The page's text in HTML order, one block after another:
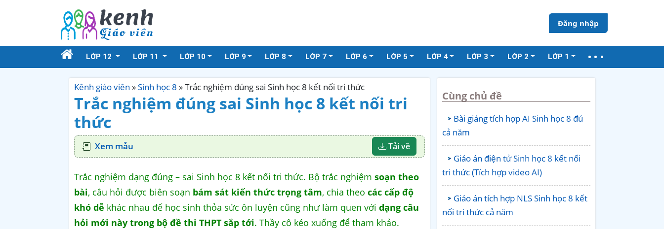
Đăng nhập
LỚP 12 LỚP 11 LỚP 10 LỚP 9 LỚP 8 LỚP 7 LỚP 6 LỚP 5 LỚP 4 LỚP 3 LỚP 2 LỚP 1
Kênh giáo viên »Sinh học 8 »Trắc nghiệm đúng sai Sinh học 8 kết nối tri thức
Trắc nghiệm đúng sai Sinh học 8 kết nối tri
thức
Xem mẫu Tải về
Trắc nghiệm dạng đúng – sai Sinh học 8 kết nối tri thức. Bộ trắc nghiệm soạn theo
bài, câu hỏi được biên soạn bám sát kiến thức trọng tâm, chia theo các cấp độ
khó dễ khác nhau để học sinh thỏa sức ôn luyện cũng như làm quen với dạng câu
hỏi mới này trong bộ đề thi THPT sắp tới. Thầy cô kéo xuống để tham khảo.
Cùng chủ đề
Bài giảng tích hợp AI Sinh học 8 đủ
cả năm
Giáo án điện tử Sinh học 8 kết nối
tri thức (Tích hợp video AI)
Giáo án tích hợp NLS Sinh học 8 kết
nối tri thức cả năm